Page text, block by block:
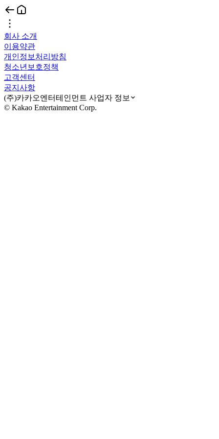
회사 소개
이용약관
개인정보처리방침
청소년보호정책
고객센터
공지사항
(주)카카오엔터테인먼트 사업자 정보
© Kakao Entertainment Corp.